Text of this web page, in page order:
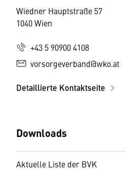
Wiedner Hauptstraße 57
1040 Wien
+43 5 90900 4108
vorsorgeverband@wko.at
Detaillierte Kontaktseite
Downloads
Aktuelle Liste der BVK